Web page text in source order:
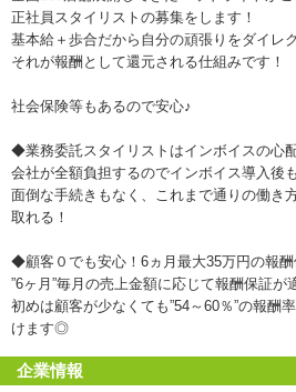
正社員スタイリストの募集をします！
基本給＋歩合だから自分の頑張りをダイレ
それが報酬として還元される仕組みです！
社会保険等もあるので安心♪
◆業務委託スタイリストはインボイスの心
会社が全額負担するのでインボイス導入後
面倒な手続きもなく、これまで通りの働き
取れる！
◆顧客０でも安心！6ヵ月最大35万円の報酬
”6ヶ月”毎月の売上金額に応じて報酬保証が
初めは顧客が少なくても”54～60％”の報酬
けます◎
企業情報